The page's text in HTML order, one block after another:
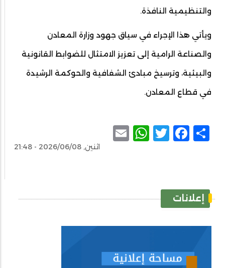
والتنظيمية النافذة.
ويأتي هذا الإجراء في سياق جهود وزارة المعادن
والصناعة الرامية إلى تعزيز الامتثال للضوابط القانونية
والبيئية، وترسيخ مبادئ الشفافية والحوكمة الرشيدة
في قطاع المعادن.
Share
Facebook
Twitter
WhatsApp
اثنين, 2026/06/08 - 21:48
إعلانات